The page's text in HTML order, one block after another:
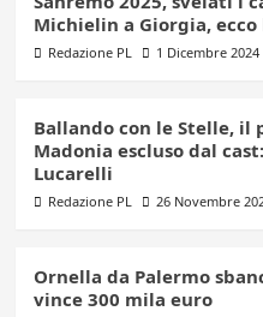
Michielin a Giorgia, ecco
Redazione PL 1 Dicembre 2024
Ballando con le Stelle, il
Madonia escluso dal
Lucarelli
Redazione PL 26 Novembre
Ornella da Palermo
vince 300 mila euro